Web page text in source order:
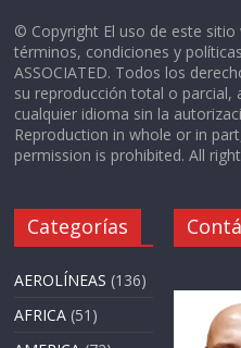
© Copyright El uso de este
términos, condiciones y
ASSOCIATED. Todos los
su reproducción total o parcial,
cualquier idioma sin la
Reproduction in whole or in
permission is prohibited. All
Categorías
AEROLÍNEAS (136)
AFRICA (51)